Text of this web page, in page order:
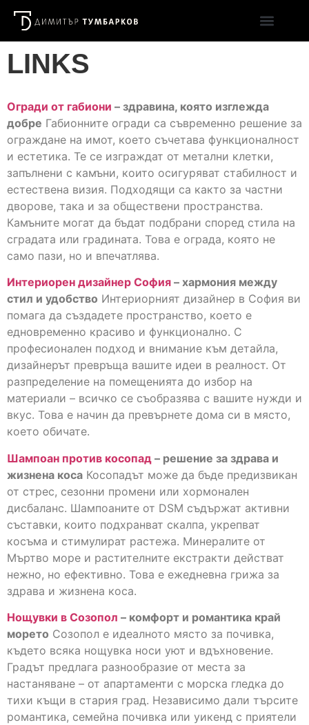
LINKS
Огради от габиони – здравина, която изглежда
добре Габионните огради са съвременно решение за
ограждане на имот, което съчетава функционалност
и естетика. Те се изграждат от метални клетки,
запълнени с камъни, които осигуряват стабилност и
естествена визия. Подходящи са както за частни
дворове, така и за обществени пространства.
Камъните могат да бъдат подбрани според стила на
сградата или градината. Това е ограда, която не
само пази, но и впечатлява.
Интериорен дизайнер София – хармония между
стил и удобство Интериорният дизайнер в София ви
помага да създадете пространство, което е
едновременно красиво и функционално. С
професионален подход и внимание към детайла,
дизайнерът превръща вашите идеи в реалност. От
разпределение на помещенията до избор на
материали – всичко се съобразява с вашите нужди и
вкус. Това е начин да превърнете дома си в място,
което обичате.
Шампоан против косопад – решение за здрава и
жизнена коса Косопадът може да бъде предизвикан
от стрес, сезонни промени или хормонален
дисбаланс. Шампоаните от DSM съдържат активни
съставки, които подхранват скалпа, укрепват
косъма и стимулират растежа. Минералите от
Мъртво море и растителните екстракти действат
нежно, но ефективно. Това е ежедневна грижа за
здрава и жизнена коса.
Нощувки в Созопол – комфорт и романтика край
морето Созопол е идеалното място за почивка,
където всяка нощувка носи уют и вдъхновение.
Градът предлага разнообразие от места за
настаняване – от апартаменти с морска гледка до
тихи къщи в стария град. Независимо дали търсите
романтика, семейна почивка или уикенд с приятели